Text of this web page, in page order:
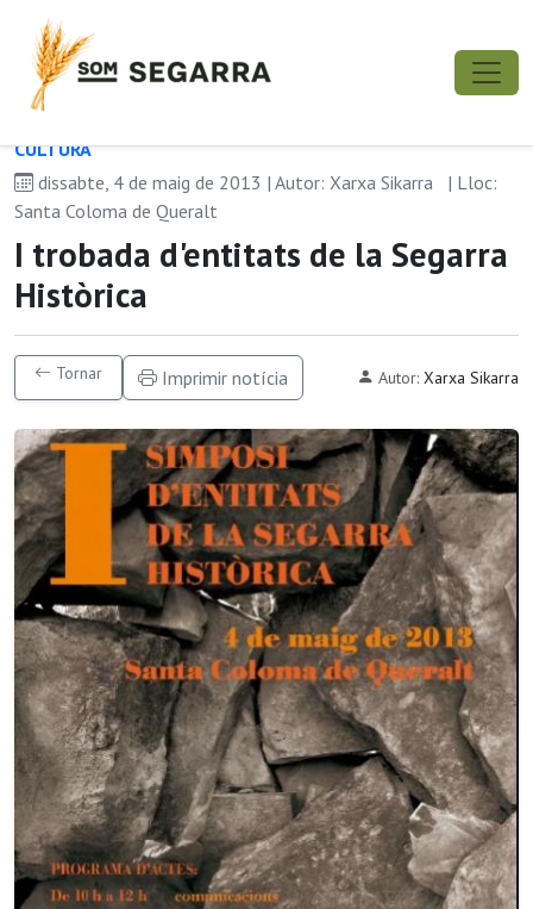
CULTURA
dissabte, 4 de maig de 2013 | Autor: Xarxa Sikarra
| Lloc:
Santa Coloma de Queralt
I trobada d'entitats de la Segarra
Històrica
Tornar Imprimir notícia Autor: Xarxa Sikarra